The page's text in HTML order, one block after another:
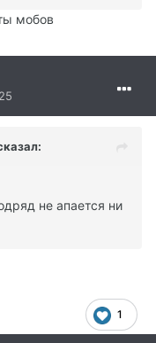
мобов
не апается ни
1